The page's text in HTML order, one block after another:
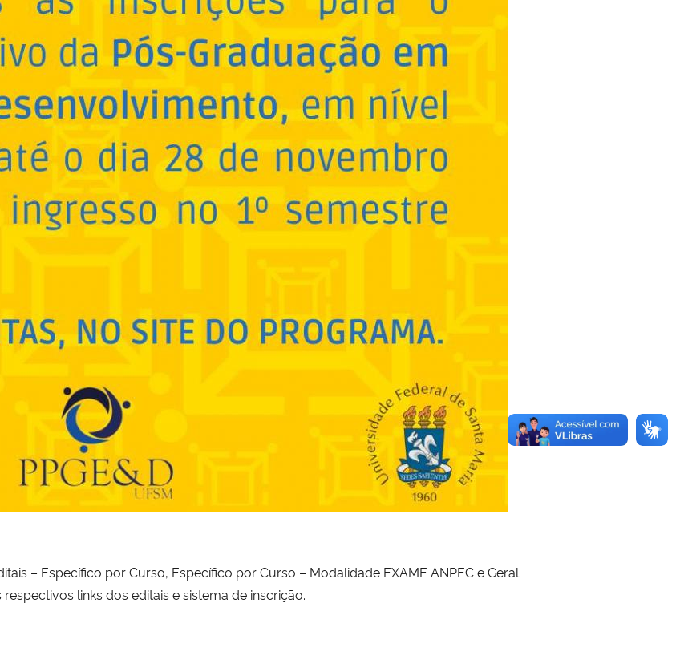
– Específico por Curso, Específico por Curso – Modalidade EXAME ANPEC e Geral
links dos editais e sistema de inscrição.